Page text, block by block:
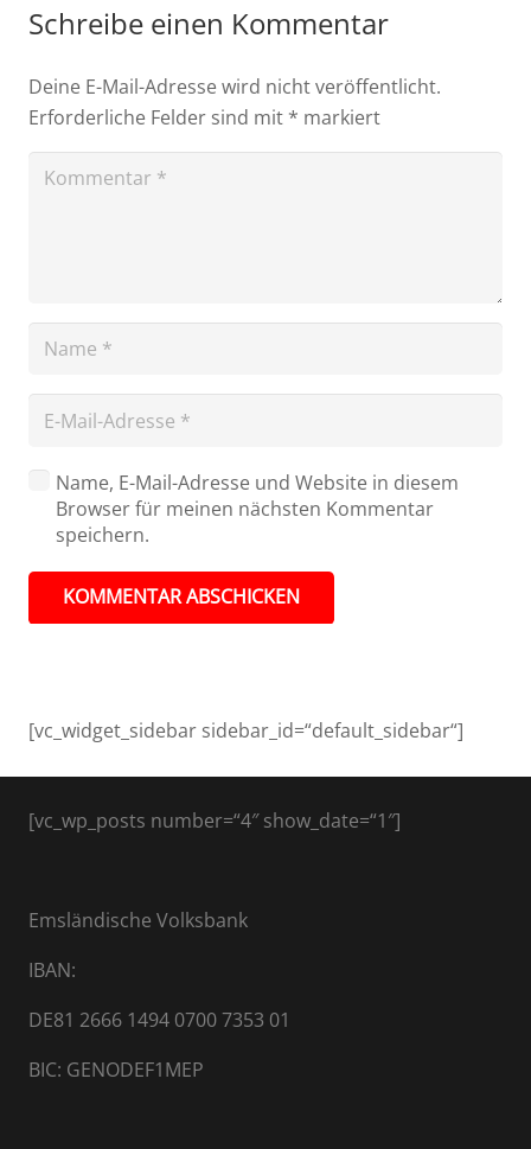
Schreibe einen Kommentar
Deine E-Mail-Adresse wird nicht veröffentlicht.
Erforderliche Felder sind mit * markiert
Name, E-Mail-Adresse und Website in diesem
Browser für meinen nächsten Kommentar
speichern.
KOMMENTAR ABSCHICKEN
[vc_widget_sidebar sidebar_id=“default_sidebar“]
[vc_wp_posts number=“4″ show_date=“1″]
Emsländische Volksbank
IBAN:
DE81 2666 1494 0700 7353 01
BIC: GENODEF1MEP